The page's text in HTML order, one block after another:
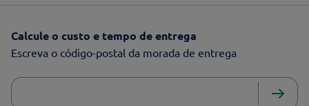
Calcule o custo e tempo de entrega
Escreva o código-postal da morada de entrega